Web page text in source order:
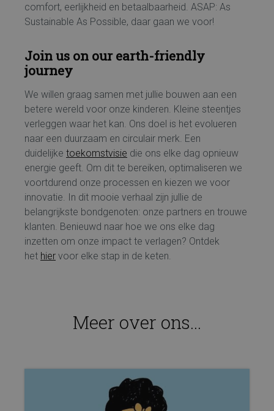
comfort, eerlijkheid en betaalbaarheid. ASAP: As
Sustainable As Possible, daar gaan we voor!
Join us on our earth-friendly
journey
We willen graag samen met jullie bouwen aan een
betere wereld voor onze kinderen. Kleine steentjes
verleggen waar het kan. Ons doel is het evolueren
naar een duurzaam en circulair merk. Een
duidelijke toekomstvisie die ons elke dag opnieuw
energie geeft. Om dit te bereiken, optimaliseren we
voortdurend onze processen en kiezen we voor
innovatie. In dit mooie verhaal zijn jullie de
belangrijkste bondgenoten: onze partners en trouwe
klanten. Benieuwd naar hoe we ons elke dag
inzetten om onze impact te verlagen? Ontdek
het hier voor elke stap in de keten.
Meer over ons...